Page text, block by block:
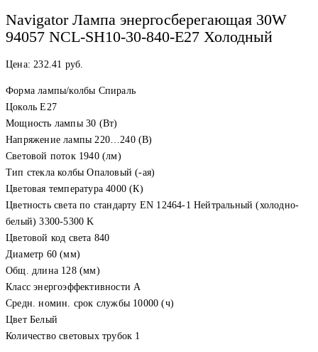
Navigator Лампа энергосберегающая 30W
94057 NCL-SH10-30-840-E27 Холодный
Цена: 232.41 руб.
Форма лампы/колбы Спираль
Цоколь E27
Мощность лампы 30 (Вт)
Напряжение лампы 220…240 (В)
Световой поток 1940 (лм)
Тип стекла колбы Опаловый (-ая)
Цветовая температура 4000 (К)
Цветность света по стандарту EN 12464-1 Нейтральный (холодно-
белый) 3300-5300 K
Цветовой код света 840
Диаметр 60 (мм)
Общ. длина 128 (мм)
Класс энергоэффективности A
Средн. номин. срок службы 10000 (ч)
Цвет Белый
Количество световых трубок 1